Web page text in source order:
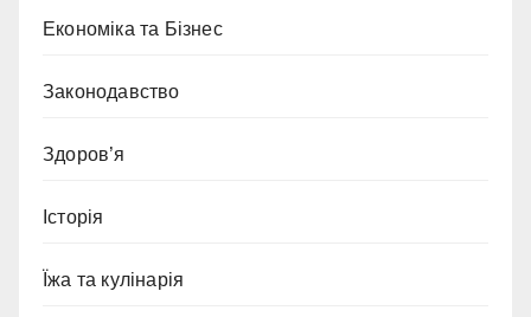
Економіка та Бізнес
Законодавство
Здоров’я
Історія
Їжа та кулінарія